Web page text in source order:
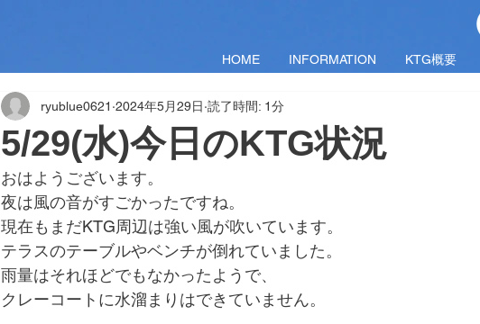
HOME INFORMATION KTG概要
5/29(水)今日のKTG状況
ryublue0621 2024年5月29日 読了時間: 1分
おはようございます。
夜は風の音がすごかったですね。
現在もまだKTG周辺は強い風が吹いています。
テラスのテーブルやベンチが倒れていました。
雨量はそれほどでもなかったようで、
クレーコートに水溜まりはできていません。